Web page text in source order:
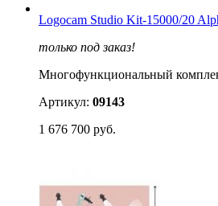
Logocam Studio Kit-15000/20
только под заказ!
Многофункциональный
Артикул: 09143
1 676 700 руб.